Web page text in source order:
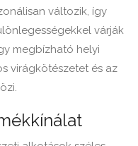
változik, így
várják
megbízható helyi
virágkötészetet és az